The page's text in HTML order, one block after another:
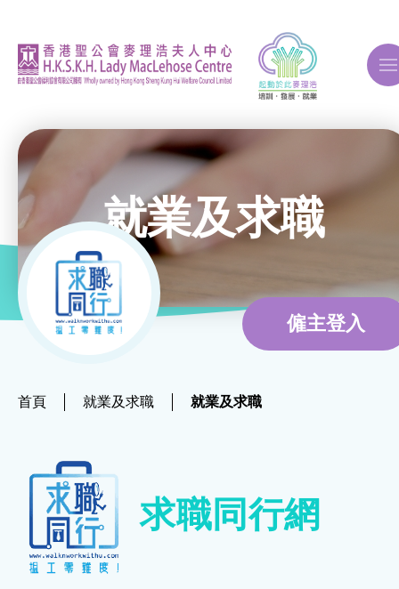
關於我們
ERB再培訓課程
就業及求職
就業及求職
最新資訊 / 招聘會
就業及求職
僱主登入
首頁 就業及求職 就業及求職
求職同行網